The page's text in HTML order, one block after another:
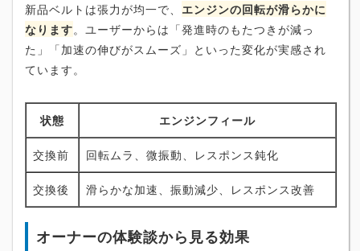
新品ベルトは張力が均一で、 エンジンの回転が滑らかに
なります。ユーザーからは「発進時のもたつきが減っ
た」「加速の伸びがスムーズ」といった変化が実感され
ています。
状態 エンジンフィール
交換前 回転ムラ、微振動、レスポンス鈍化
交換後 滑らかな加速、振動減少、レスポンス改善
オーナーの体験談から見る効果